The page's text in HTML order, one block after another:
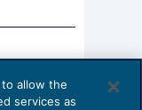
Studio:
allow the
services as